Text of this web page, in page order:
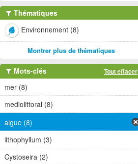
Thématiques
Environnement (8)
Montrer plus de thématiques
Mots-clés Tout effacer
mer (8)
mediolittoral (8)
algue (8)
lithophyllum (3)
Cystoseira (2)